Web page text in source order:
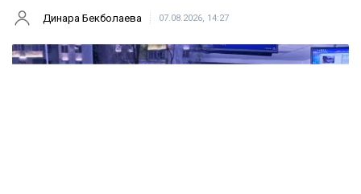
Динара Бекболаева 07.08.2026, 14:27